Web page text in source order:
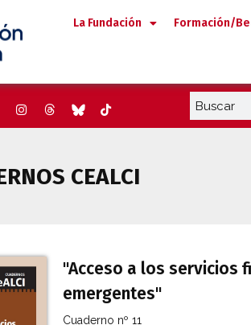
La Fundación Formación/
CEALCI
"Acceso a los servicios
emergentes"
Cuaderno nº 11